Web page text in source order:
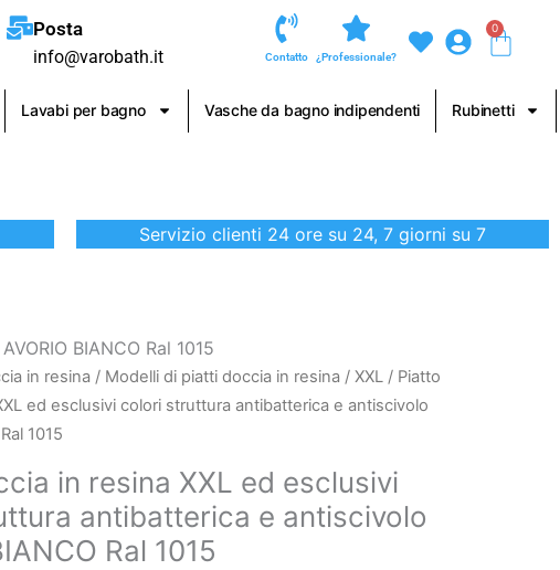
Posta
info@varobath.it Contatto ¿Professionale?
0
Lavabi per bagno Vasche da bagno indipendenti Rubinetti
Servizio clienti 24 ore su 24, 7 giorni su 7
BIANCO Ral 1015
in resina / Modelli di piatti doccia in resina / XXL / Piatto
ed esclusivi colori struttura antibatterica e antiscivolo
1015
in resina XXL ed esclusivi
antibatterica e antiscivolo
Ral 1015